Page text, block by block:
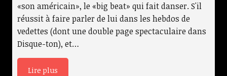
«son américain», le «big beat» qui fait danser. S'il
réussit à faire parler de lui dans les hebdos de
vedettes (dont une double page spectaculaire dans
Disque-ton), et…
Lire plus